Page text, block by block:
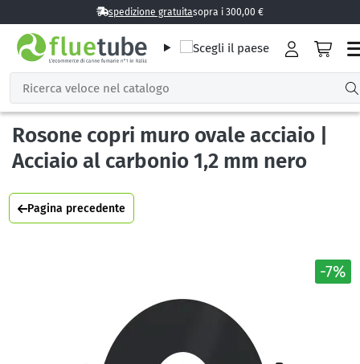
spedizione gratuitasopra i 300,00 €
Rosone copri muro ovale acciaio |
Acciaio al carbonio 1,2 mm nero
Pagina precedente
-7%